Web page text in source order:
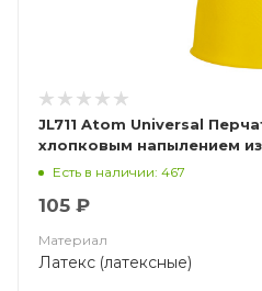
JL711 Atom Universal
хлопковым напылением
хим.воздействий
Есть в наличии: 467
105 ₽
Материал
Латекс (латексные)